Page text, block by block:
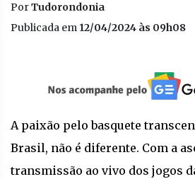
PorTudorondonia
Publicada em 12/04/2024 às 09h08
A paixão pelo basquete
Brasil, não é diferente. Com a
transmissão ao vivo dos jogos